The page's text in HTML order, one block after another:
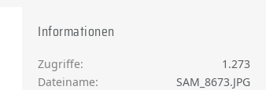
Informationen
Zugriffe
1.273
Dateiname
SAM_8673.JPG